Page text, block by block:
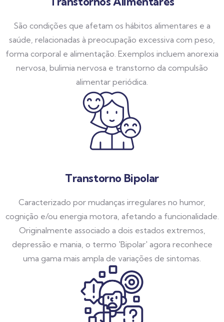
São condições que afetam os hábitos alimentares e a
saúde, relacionadas à preocupação excessiva com peso,
forma corporal e alimentação. Exemplos incluem anorexia
nervosa, bulimia nervosa e transtorno da compulsão
alimentar periódica.
Transtorno Bipolar
Caracterizado por mudanças irregulares no humor,
cognição e/ou energia motora, afetando a funcionalidade.
Originalmente associado a dois estados extremos,
depressão e mania, o termo 'Bipolar' agora reconhece
uma gama mais ampla de variações de sintomas.